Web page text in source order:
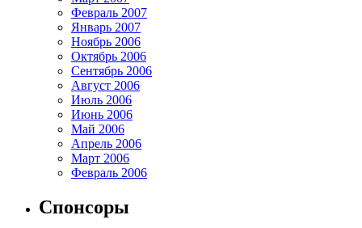
Февраль 2007
Январь 2007
Ноябрь 2006
Октябрь 2006
Сентябрь 2006
Август 2006
Июль 2006
Июнь 2006
Май 2006
Апрель 2006
Март 2006
Февраль 2006
Спонсоры